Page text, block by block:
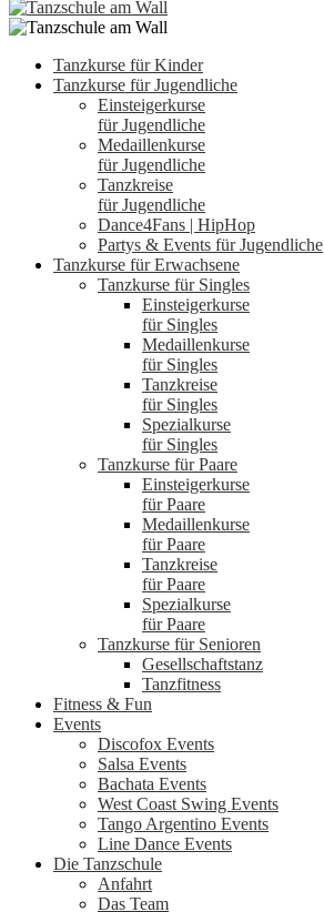
Tanzkurse für Kinder
Tanzkurse für Jugendliche
Einsteigerkurse
für Jugendliche
Medaillenkurse
für Jugendliche
Tanzkreise
für Jugendliche
Dance4Fans | HipHop
Partys & Events für Jugendliche
Tanzkurse für Erwachsene
Tanzkurse für Singles
Einsteigerkurse
für Singles
Medaillenkurse
für Singles
Tanzkreise
für Singles
Spezialkurse
für Singles
Tanzkurse für Paare
Einsteigerkurse
für Paare
Medaillenkurse
für Paare
Tanzkreise
für Paare
Spezialkurse
für Paare
Tanzkurse für Senioren
Gesellschaftstanz
Tanzfitness
Fitness & Fun
Events
Discofox Events
Salsa Events
Bachata Events
West Coast Swing Events
Tango Argentino Events
Line Dance Events
Die Tanzschule
Anfahrt
Das Team